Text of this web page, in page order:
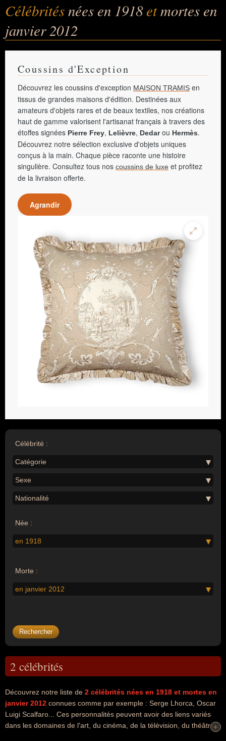
Célébritésnées en 1918etmortes en
janvier 2012
Coussins d'Exception
Découvrez les coussins d'exception MAISON TRAMIS en
tissus de grandes maisons d'édition. Destinées aux
amateurs d'objets rares et de beaux textiles, nos créations
haut de gamme valorisent l'artisanat français à travers des
étoffes signées Pierre Frey, Lelièvre, Dedarou Hermès.
Découvrez notre sélection exclusive d'objets uniques
conçus à la main. Chaque pièce raconte une histoire
singulière. Consultez tous nos coussins de luxe et profitez
de la livraison offerte.
Agrandir
Célébrité :
Catégorie
Sexe
Nationalité
Née :
en 1918
Morte :
en janvier 2012
2 célébrités
Découvrez notre liste de 2 célébrités nées en 1918 et mortes en
janvier 2012 connues comme par exemple : Serge Lhorca, Oscar
Luigi Scalfaro... Ces personnalités peuvent avoir des liens variés
dans les domaines de l'art, du cinéma, de la télévision, du théâtre+
+